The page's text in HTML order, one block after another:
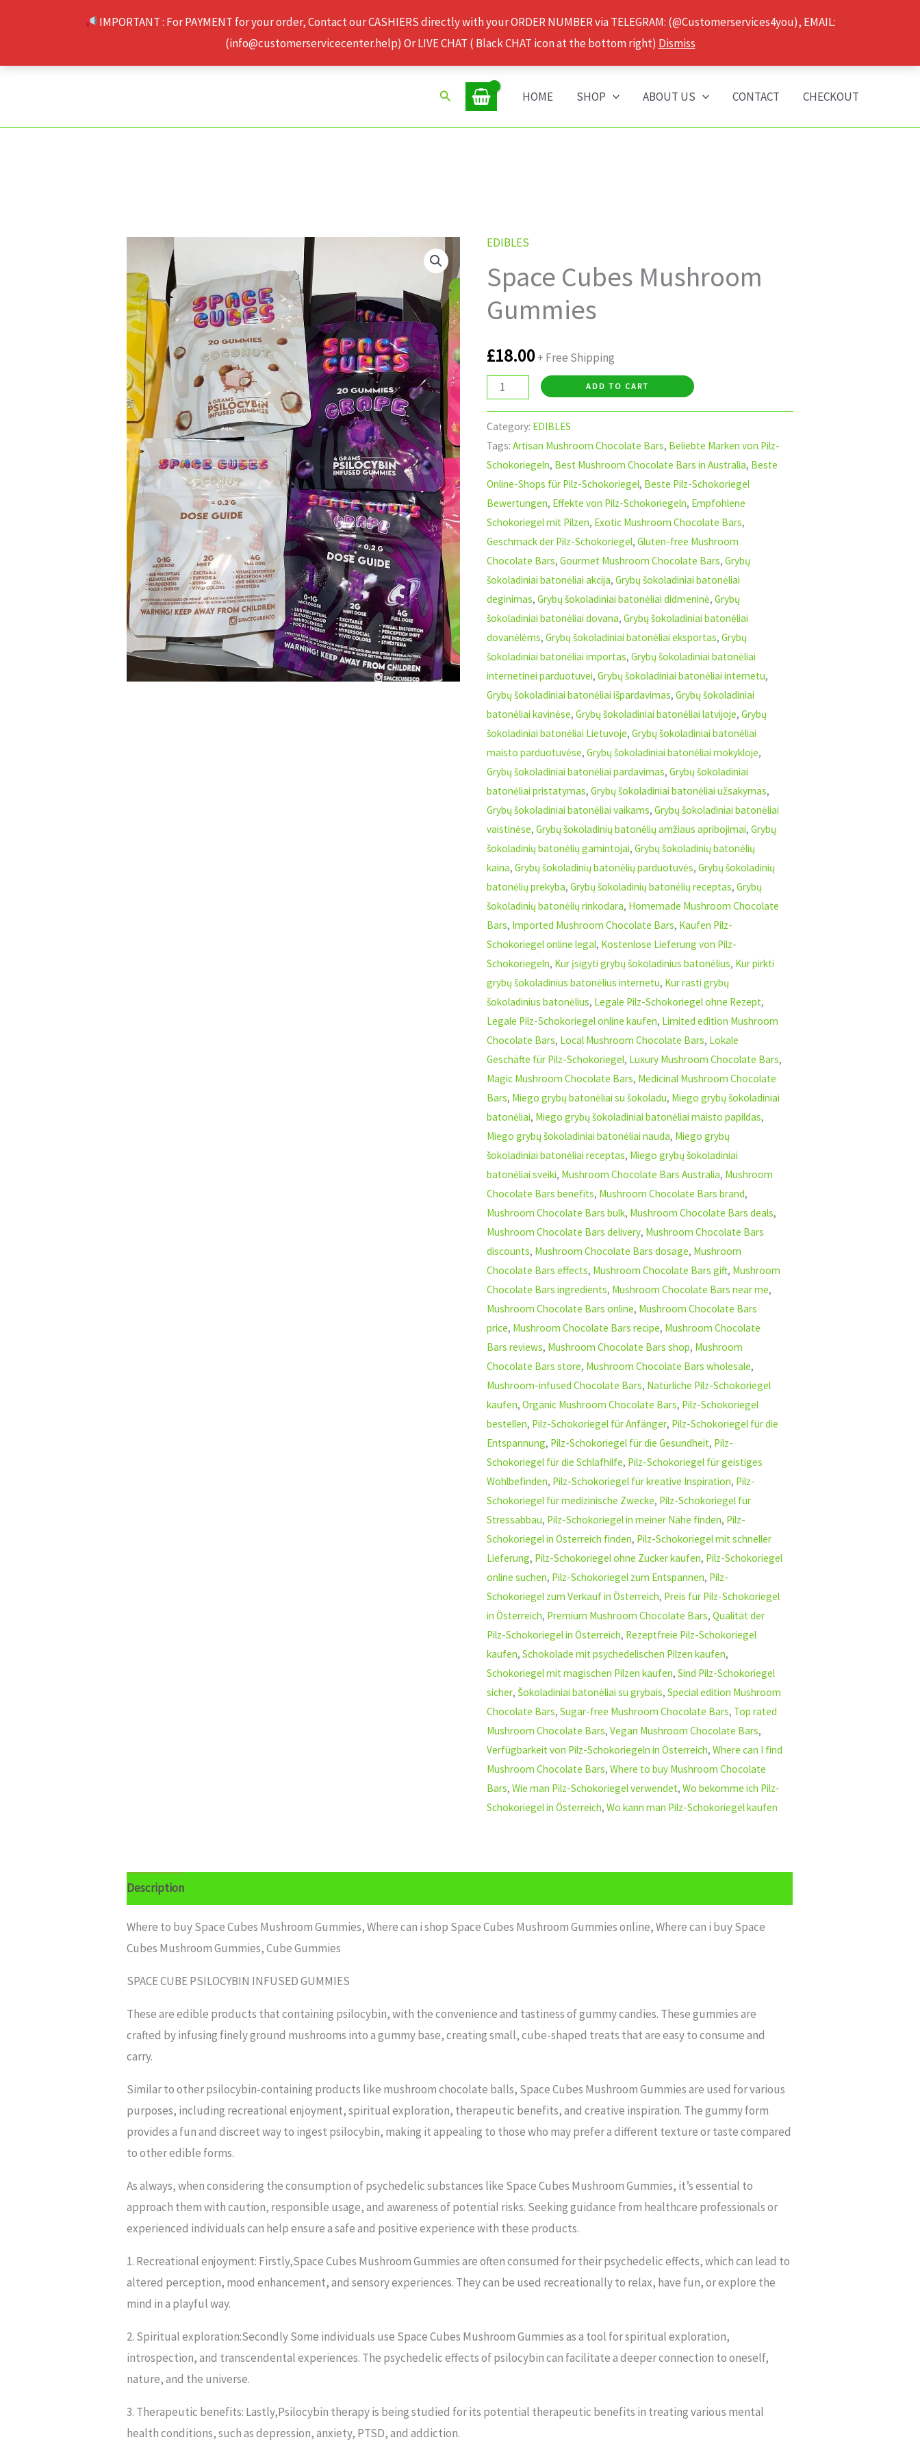
IMPORTANT : For PAYMENT for your order, Contact our CASHIERS directly with your ORDER NUMBER via TELEGRAM: (@Customerservices4you), EMAIL:
(info@customerservicecenter.help) Or LIVE CHAT ( Black CHAT icon at the bottom right) Dismiss
Search HOME SHOP ABOUT US CONTACT CHECKOUT
EDIBLES
Space Cubes Mushroom
Gummies
£18.00+ Free Shipping
Space
Cubes
Mushroom
Gummies
ADD TO CART
Category: EDIBLES
Tags: Artisan Mushroom Chocolate Bars, Beliebte Marken von Pilz-
Schokoriegeln, Best Mushroom Chocolate Bars in Australia, Beste
Online-Shops für Pilz-Schokoriegel, Beste Pilz-Schokoriegel
Bewertungen, Effekte von Pilz-Schokoriegeln, Empfohlene
Schokoriegel mit Pilzen, Exotic Mushroom Chocolate Bars,
Geschmack der Pilz-Schokoriegel, Gluten-free Mushroom
Chocolate Bars, Gourmet Mushroom Chocolate Bars, Grybų
šokoladiniai batonėliai akcija, Grybų šokoladiniai batonėliai
deginimas, Grybų šokoladiniai batonėliai didmeninė, Grybų
šokoladiniai batonėliai dovana, Grybų šokoladiniai batonėliai
dovanėlėms, Grybų šokoladiniai batonėliai eksportas, Grybų
šokoladiniai batonėliai importas, Grybų šokoladiniai batonėliai
internetinei parduotuvei, Grybų šokoladiniai batonėliai internetu,
Grybų šokoladiniai batonėliai išpardavimas, Grybų šokoladiniai
batonėliai kavinėse, Grybų šokoladiniai batonėliai latvijoje, Grybų
šokoladiniai batonėliai Lietuvoje, Grybų šokoladiniai batonėliai
maisto parduotuvėse, Grybų šokoladiniai batonėliai mokykloje,
Grybų šokoladiniai batonėliai pardavimas, Grybų šokoladiniai
batonėliai pristatymas, Grybų šokoladiniai batonėliai užsakymas,
Grybų šokoladiniai batonėliai vaikams, Grybų šokoladiniai batonėliai
vaistinėse, Grybų šokoladinių batonėlių amžiaus apribojimai, Grybų
šokoladinių batonėlių gamintojai, Grybų šokoladinių batonėlių
kaina, Grybų šokoladinių batonėlių parduotuvės, Grybų šokoladinių
batonėlių prekyba, Grybų šokoladinių batonėlių receptas, Grybų
šokoladinių batonėlių rinkodara, Homemade Mushroom Chocolate
Bars, Imported Mushroom Chocolate Bars, Kaufen Pilz-
Schokoriegel online legal, Kostenlose Lieferung von Pilz-
Schokoriegeln, Kur įsigyti grybų šokoladinius batonėlius, Kur pirkti
grybų šokoladinius batonėlius internetu, Kur rasti grybų
šokoladinius batonėlius, Legale Pilz-Schokoriegel ohne Rezept,
Legale Pilz-Schokoriegel online kaufen, Limited edition Mushroom
Chocolate Bars, Local Mushroom Chocolate Bars, Lokale
Geschäfte für Pilz-Schokoriegel, Luxury Mushroom Chocolate Bars,
Magic Mushroom Chocolate Bars, Medicinal Mushroom Chocolate
Bars, Miego grybų batonėliai su šokoladu, Miego grybų šokoladiniai
batonėliai, Miego grybų šokoladiniai batonėliai maisto papildas,
Miego grybų šokoladiniai batonėliai nauda, Miego grybų
šokoladiniai batonėliai receptas, Miego grybų šokoladiniai
batonėliai sveiki, Mushroom Chocolate Bars Australia, Mushroom
Chocolate Bars benefits, Mushroom Chocolate Bars brand,
Mushroom Chocolate Bars bulk, Mushroom Chocolate Bars deals,
Mushroom Chocolate Bars delivery, Mushroom Chocolate Bars
discounts, Mushroom Chocolate Bars dosage, Mushroom
Chocolate Bars effects, Mushroom Chocolate Bars gift, Mushroom
Chocolate Bars ingredients, Mushroom Chocolate Bars near me,
Mushroom Chocolate Bars online, Mushroom Chocolate Bars
price, Mushroom Chocolate Bars recipe, Mushroom Chocolate
Bars reviews, Mushroom Chocolate Bars shop, Mushroom
Chocolate Bars store, Mushroom Chocolate Bars wholesale,
Mushroom-infused Chocolate Bars, Natürliche Pilz-Schokoriegel
kaufen, Organic Mushroom Chocolate Bars, Pilz-Schokoriegel
bestellen, Pilz-Schokoriegel für Anfänger, Pilz-Schokoriegel für die
Entspannung, Pilz-Schokoriegel für die Gesundheit, Pilz-
Schokoriegel für die Schlafhilfe, Pilz-Schokoriegel für geistiges
Wohlbefinden, Pilz-Schokoriegel für kreative Inspiration, Pilz-
Schokoriegel für medizinische Zwecke, Pilz-Schokoriegel für
Stressabbau, Pilz-Schokoriegel in meiner Nähe finden, Pilz-
Schokoriegel in Österreich finden, Pilz-Schokoriegel mit schneller
Lieferung, Pilz-Schokoriegel ohne Zucker kaufen, Pilz-Schokoriegel
online suchen, Pilz-Schokoriegel zum Entspannen, Pilz-
Schokoriegel zum Verkauf in Österreich, Preis für Pilz-Schokoriegel
in Österreich, Premium Mushroom Chocolate Bars, Qualität der
Pilz-Schokoriegel in Österreich, Rezeptfreie Pilz-Schokoriegel
kaufen, Schokolade mit psychedelischen Pilzen kaufen,
Schokoriegel mit magischen Pilzen kaufen, Sind Pilz-Schokoriegel
sicher, Šokoladiniai batonėliai su grybais, Special edition Mushroom
Chocolate Bars, Sugar-free Mushroom Chocolate Bars, Top rated
Mushroom Chocolate Bars, Vegan Mushroom Chocolate Bars,
Verfügbarkeit von Pilz-Schokoriegeln in Österreich, Where can I find
Mushroom Chocolate Bars, Where to buy Mushroom Chocolate
Bars, Wie man Pilz-Schokoriegel verwendet, Wo bekomme ich Pilz-
Schokoriegel in Österreich, Wo kann man Pilz-Schokoriegel kaufen
Description
Where to buy Space Cubes Mushroom Gummies, Where can i shop Space Cubes Mushroom Gummies online, Where can i buy Space
Cubes Mushroom Gummies, Cube Gummies
SPACE CUBE PSILOCYBIN INFUSED GUMMIES
These are edible products that containing psilocybin, with the convenience and tastiness of gummy candies. These gummies are
crafted by infusing finely ground mushrooms into a gummy base, creating small, cube-shaped treats that are easy to consume and
carry.
Similar to other psilocybin-containing products like mushroom chocolate balls, Space Cubes Mushroom Gummies are used for various
purposes, including recreational enjoyment, spiritual exploration, therapeutic benefits, and creative inspiration. The gummy form
provides a fun and discreet way to ingest psilocybin, making it appealing to those who may prefer a different texture or taste compared
to other edible forms.
As always, when considering the consumption of psychedelic substances like Space Cubes Mushroom Gummies, it’s essential to
approach them with caution, responsible usage, and awareness of potential risks. Seeking guidance from healthcare professionals or
experienced individuals can help ensure a safe and positive experience with these products.
1. Recreational enjoyment: Firstly,Space Cubes Mushroom Gummies are often consumed for their psychedelic effects, which can lead to
altered perception, mood enhancement, and sensory experiences. They can be used recreationally to relax, have fun, or explore the
mind in a playful way.
2. Spiritual exploration:Secondly Some individuals use Space Cubes Mushroom Gummies as a tool for spiritual exploration,
introspection, and transcendental experiences. The psychedelic effects of psilocybin can facilitate a deeper connection to oneself,
nature, and the universe.
3. Therapeutic benefits: Lastly,Psilocybin therapy is being studied for its potential therapeutic benefits in treating various mental
health conditions, such as depression, anxiety, PTSD, and addiction.